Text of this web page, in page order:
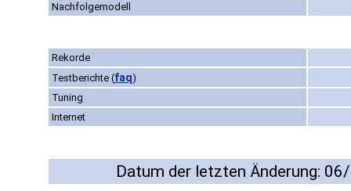
Nachfolgemodell
Rekorde
Testberichte (faq)
Tuning
Internet
Datum der letzten Änderung: